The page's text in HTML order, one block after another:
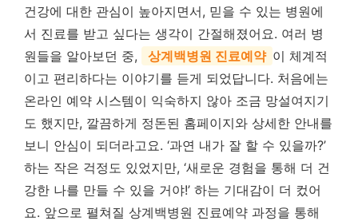
건강에 대한 관심이 높아지면서, 믿을 수 있는 병원에
서 진료를 받고 싶다는 생각이 간절해졌어요. 여러 병
원들을 알아보던 중,
상계백병원 진료예약 이 체계적
이고 편리하다는 이야기를 듣게 되었답니다. 처음에는
온라인 예약 시스템이 익숙하지 않아 조금 망설여지기
도 했지만, 깔끔하게 정돈된 홈페이지와 상세한 안내를
보니 안심이 되더라고요. ‘과연 내가 잘 할 수 있을까?’
하는 작은 걱정도 있었지만, ‘새로운 경험을 통해 더 건
강한 나를 만들 수 있을 거야!’ 하는 기대감이 더 컸어
요. 앞으로 펼쳐질 상계백병원 진료예약 과정을 통해